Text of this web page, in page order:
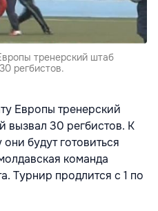
тренерский штаб
регбистов.
Европы тренерский
вызвал 30 регбистов. К
будут готовиться
команда
Турнир продлится с 1 по